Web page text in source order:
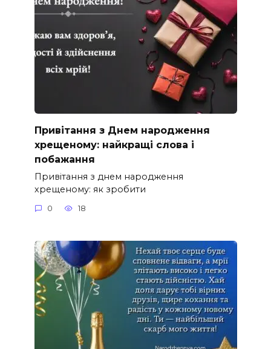
Привітання з Днем народження
хрещеному: найкращі слова і
побажання
Привітання з днем народження
хрещеному: як зробити
0 18